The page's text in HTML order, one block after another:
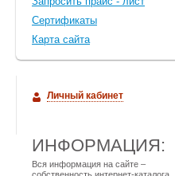
Cертификаты
Карта сайта
Личный кабинет
ИНФОРМАЦИЯ:
Вся информация на сайте –